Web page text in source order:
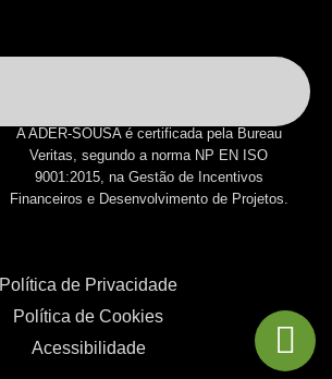
A ADER-SOUSA é certificada pela Bureau
Veritas, segundo a norma NP EN ISO
9001:2015, na Gestão de Incentivos
Financeiros e Desenvolvimento de Projetos.
Política de Privacidade
Política de Cookies
Acessibilidade